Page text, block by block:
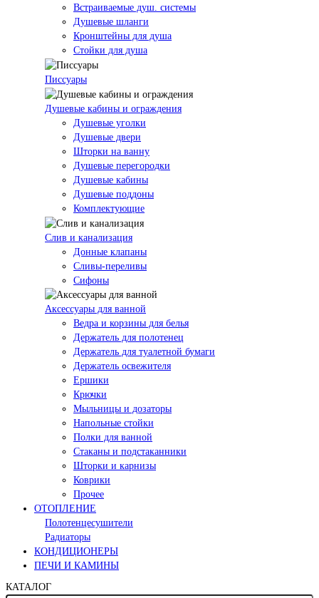
Встраиваемые душ. системы
Душевые шланги
Кронштейны для душа
Стойки для душа
Писсуары
Душевые кабины и ограждения
Душевые уголки
Душевые двери
Шторки на ванну
Душевые перегородки
Душевые кабины
Душевые поддоны
Комплектующие
Слив и канализация
Донные клапаны
Сливы-переливы
Сифоны
Аксессуары для ванной
Ведра и корзины для белья
Держатель для полотенец
Держатель для туалетной бумаги
Держатель освежителя
Ершики
Крючки
Мыльницы и дозаторы
Напольные стойки
Полки для ванной
Стаканы и подстаканники
Шторки и карнизы
Коврики
Прочее
ОТОПЛЕНИЕ
Полотенцесушители
Радиаторы
КОНДИЦИОНЕРЫ
ПЕЧИ И КАМИНЫ
КАТАЛОГ